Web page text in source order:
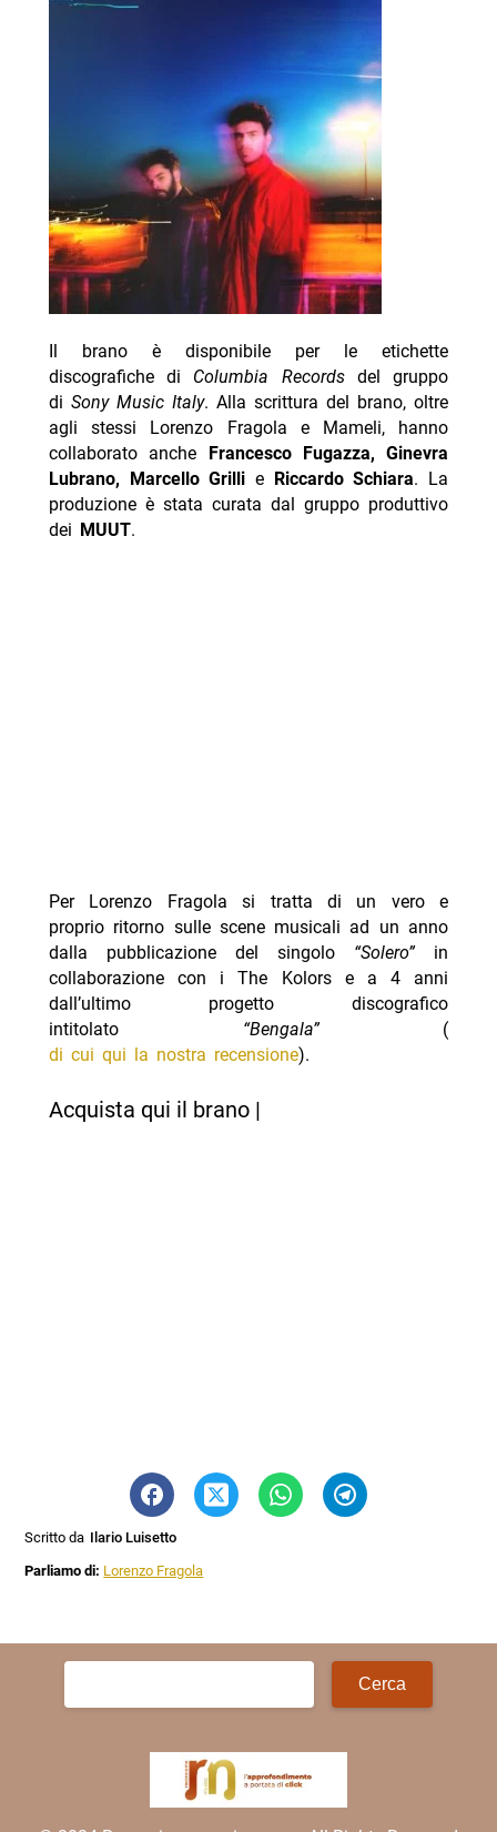
Il brano è disponibile per le etichette
discografiche di Columbia Records del gruppo
di Sony Music Italy. Alla scrittura del brano, oltre
agli stessi Lorenzo Fragola e Mameli, hanno
collaborato anche Francesco Fugazza, Ginevra
Lubrano, Marcello Grilli e Riccardo Schiara. La
produzione è stata curata dal gruppo produttivo
dei MUUT.
Per Lorenzo Fragola si tratta di un vero e
proprio ritorno sulle scene musicali ad un anno
dalla pubblicazione del singolo “Solero” in
collaborazione con i The Kolors e a 4 anni
dall’ultimo progetto discografico
intitolato “Bengala” (
di cui qui la nostra recensione).
Acquista qui il brano |
Scritto da Ilario Luisetto
Parliamo di: Lorenzo Fragola